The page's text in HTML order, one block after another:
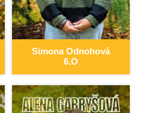
Simona Odnohová
6.O